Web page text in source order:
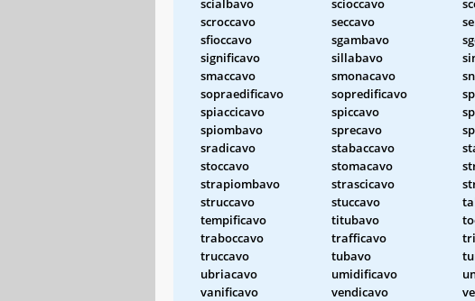
scroccavo
seccavo
sfioccavo
sgambavo
significavo
sillabavo
smaccavo
smonacavo
sopraedificavo
sopredificavo
spiaccicavo
spiccavo
spiombavo
sprecavo
sradicavo
stabaccavo
stoccavo
stomacavo
strapiombavo
strascicavo
struccavo
stuccavo
tempificavo
titubavo
traboccavo
trafficavo
truccavo
tubavo
ubriacavo
umidificavo
vanificavo
vendicavo